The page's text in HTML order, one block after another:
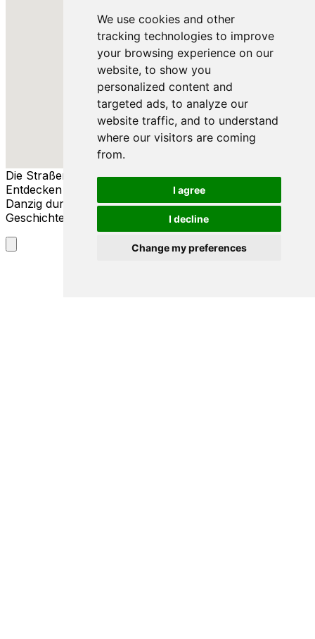
We use cookies and other
tracking technologies to improve
your browsing experience on our
website, to show you
personalized content and
targeted ads, to analyze our
website traffic, and to understand
where our visitors are coming
from.
I agree
I decline
Change my preferences
Die Straßen von Danzig
Entdecken Sie die reiche Geschichte und Kultur von
Danzig durch seine Straßen, Menschen und
Geschichten.